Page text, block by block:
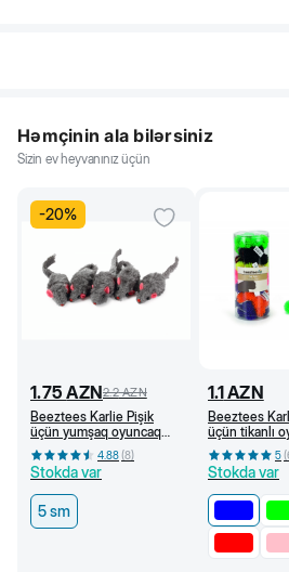
Həmçinin ala bilərsiniz
Sizin ev heyvanınız üçün
-20%
1.75 AZN2.2 AZN
Beeztees Karlie Pişik
üçün yumşaq oyuncaq
siçan, boz 5 sm
4.88(8)
Stokda var
5 sm
1.1AZN
Beeztees
üçün tikanlı
3,5 sm (Göy)5(
Stokda var